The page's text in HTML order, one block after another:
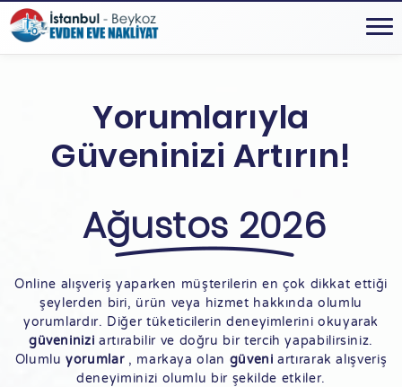
Yorumlarıyla
Güveninizi Artırın!
Ağustos 2026
Online alışveriş yaparken müşterilerin en çok dikkat ettiği
şeylerden biri, ürün veya hizmet hakkında olumlu
yorumlardır. Diğer tüketicilerin deneyimlerini okuyarak
güveninizi artırabilir ve doğru bir tercih yapabilirsiniz.
Olumluyorumlar , markaya olan güveniartırarak alışveriş
deneyiminizi olumlu bir şekilde etkiler.